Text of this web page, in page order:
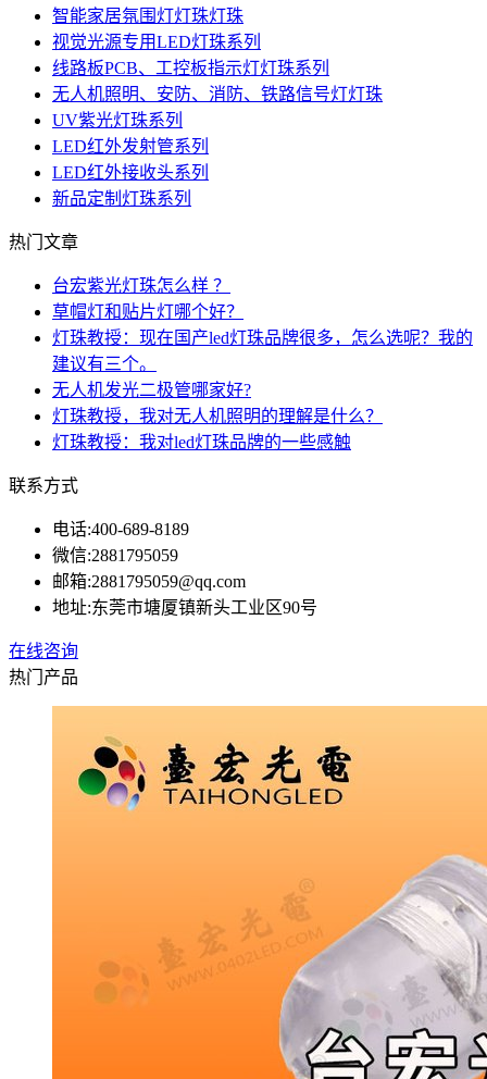
智能家居氛围灯灯珠灯珠
视觉光源专用LED灯珠系列
线路板PCB、工控板指示灯灯珠系列
无人机照明、安防、消防、铁路信号灯灯珠
UV紫光灯珠系列
LED红外发射管系列
LED红外接收头系列
新品定制灯珠系列
热门文章
台宏紫光灯珠怎么样 ？
草帽灯和贴片灯哪个好？
灯珠教授：现在国产led灯珠品牌很多，怎么选呢？我的
建议有三个。
无人机发光二极管哪家好?
灯珠教授，我对无人机照明的理解是什么？
灯珠教授：我对led灯珠品牌的一些感触
联系方式
电话:400-689-8189
微信:2881795059
邮箱:2881795059@qq.com
地址:东莞市塘厦镇新头工业区90号
在线咨询
热门产品